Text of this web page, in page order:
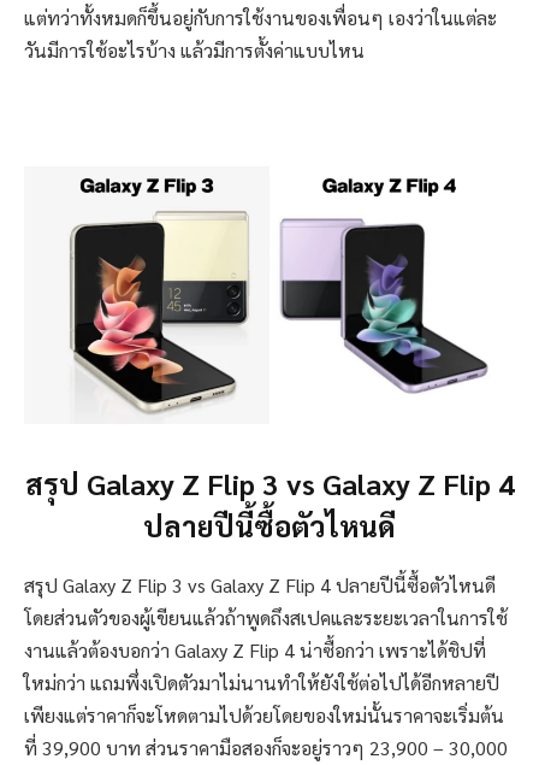
แต่ทว่าทั้งหมดก็ขึ้นอยู่กับการใช้งานของเพื่อนๆ เองว่าในแต่ละ
วันมีการใช้อะไรบ้าง แล้วมีการตั้งค่าแบบไหน
สรุป Galaxy Z Flip 3 vs Galaxy Z Flip 4
ปลายปีนี้ซื้อตัวไหนดี
สรุป Galaxy Z Flip 3 vs Galaxy Z Flip 4 ปลายปีนี้ซื้อตัวไหนดี
โดยส่วนตัวของผู้เขียนแล้วถ้าพูดถึงสเปคและระยะเวลาในการใช้
งานแล้วต้องบอกว่า Galaxy Z Flip 4 น่าซื้อกว่า เพราะได้ชิปที่
ใหม่กว่า แถมพึ่งเปิดตัวมาไม่นานทำให้ยังใช้ต่อไปได้อีกหลายปี
เพียงแต่ราคาก็จะโหดตามไปด้วยโดยของใหม่นั้นราคาจะเริ่มต้น
ที่ 39,900 บาท ส่วนราคามือสองก็จะอยู่ราวๆ 23,900 – 30,000